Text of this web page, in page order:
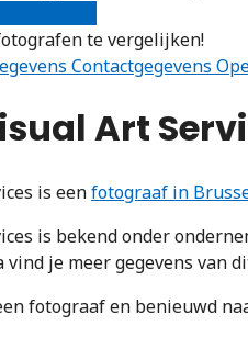
te vergelijken!
Contactgegevens
Art
is eenfotograaf in
is bekend onder
vind je meer gegevens van
fotograaf en benieuwd